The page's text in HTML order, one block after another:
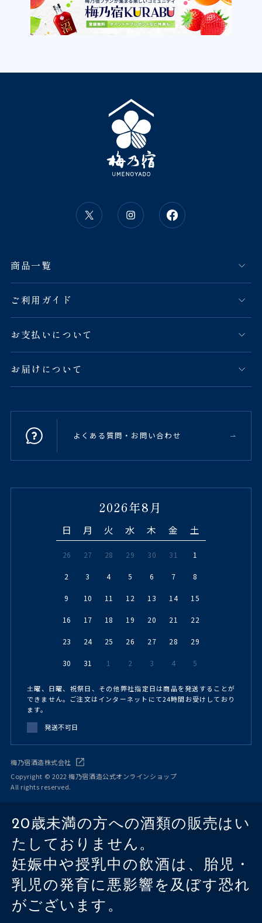
商品一覧
ご利用ガイド
お支払いについて
お届けについて
よくある質問・お問い合わせ
2026年8月
日 月 火 水 木 金 土
26 27 28 29 30 31 1
2 3 4 5 6 7 8
9 10 11 12 13 14 15
16 17 18 19 20 21 22
23 24 25 26 27 28 29
30 31 1 2 3 4 5
土曜、日曜、祝祭日、その他弊社指定日は商品を発送することが
できません。ご注文はインターネットにて24時間お受けしており
ます。
発送不可日
梅乃宿酒造株式会社
Copyright © 2022 梅乃宿酒造公式オンラインショップ
All rights reserved.
20歳未満の方への酒類の販売はい
たしておりません。
妊娠中や授乳中の飲酒は、胎児・
乳児の発育に悪影響を及ぼす恐れ
がございます。